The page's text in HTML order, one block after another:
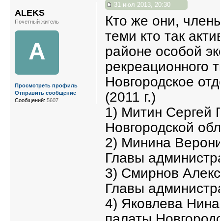
31 июл 2013, 20:30
Кто же они,
теми кто так
районе особой
рекреационного
Новгородское
(2011 г.)
1) Митин Сергей
Новгородской
2) Минина
Главы
3) Смирнов
Главы
4) Яковлева
ALEKS
Почетный житель
A
Просмотреть профиль
Отправить сообщение
Сообщений: 5607